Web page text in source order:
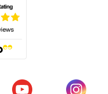
onglet)un nouvel onglet)
(s'ouvre dans un(s'ouvre